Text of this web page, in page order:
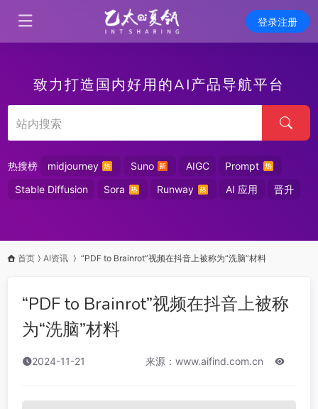
登录注册
致力打造国内好用的AI产品导航平台
热搜榜 midjourney Suno AIGC
Prompt
Stable Diffusion
Sora Runway AI 应用 晋升
首页 AI资讯 “PDF to Brainrot”视频在抖音上被称为“洗脑”材料
“PDF to Brainrot”视频在抖音上被称
为“洗脑”材料
2024-11-21 来源：www.aifind.com.cn